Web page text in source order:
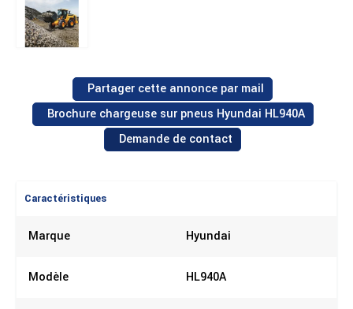
Demande de contact
Partager cette annonce par mail
Brochure chargeuse sur pneus Hyundai HL940A
Caractéristiques
Marque Hyundai
Modèle HL940A